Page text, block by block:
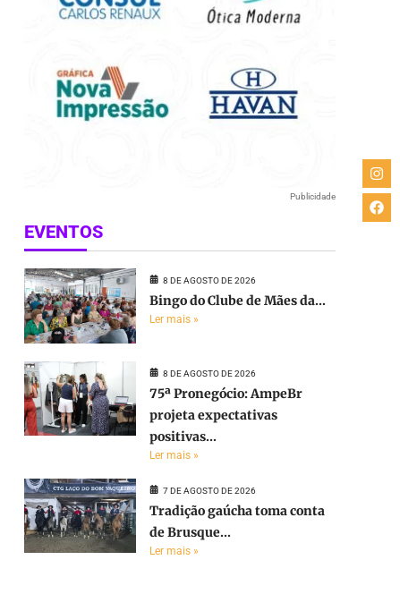
Publicidade
EVENTOS
8 DE AGOSTO DE 2026
Bingo do Clube de Mães da...
Ler mais »
8 DE AGOSTO DE 2026
75ª Pronegócio: AmpeBr
projeta expectativas
positivas...
Ler mais »
7 DE AGOSTO DE 2026
Tradição gaúcha toma conta
de Brusque...
Ler mais »